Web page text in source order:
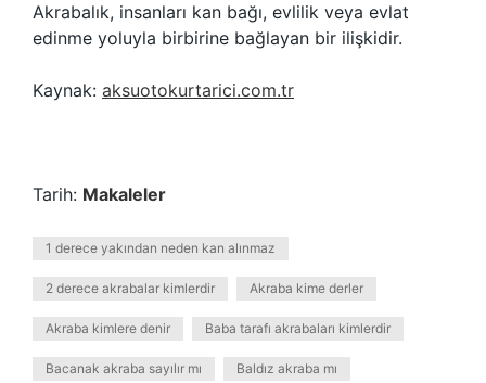
Akrabalık, insanları kan bağı, evlilik veya evlat
edinme yoluyla birbirine bağlayan bir ilişkidir.
Kaynak: aksuotokurtarici.com.tr
Tarih: Makaleler
1 derece yakından neden kan alınmaz
2 derece akrabalar kimlerdir Akraba kime derler
Akraba kimlere denir Baba tarafı akrabaları kimlerdir
Bacanak akraba sayılır mı Baldız akraba mı